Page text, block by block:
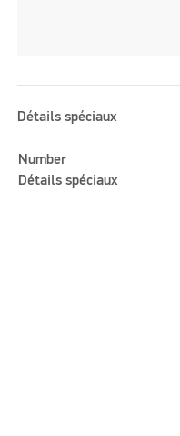
Détails spéciaux
Number
Détails spéciaux